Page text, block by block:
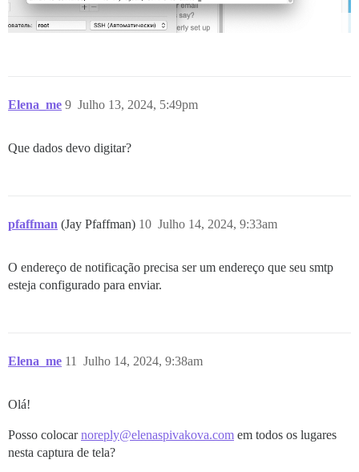
Elena_me Julho 13, 2024, 5:49pm
9
Que dados devo digitar?
pfaffman (Jay Pfaffman) Julho 14, 2024, 9:33am
10
O endereço de notificação precisa ser um endereço que seu smtp
esteja configurado para enviar.
Elena_me Julho 14, 2024, 9:38am
11
Olá!
Posso colocarnoreply@elenaspivakova.com em todos os lugares
nesta captura de tela?